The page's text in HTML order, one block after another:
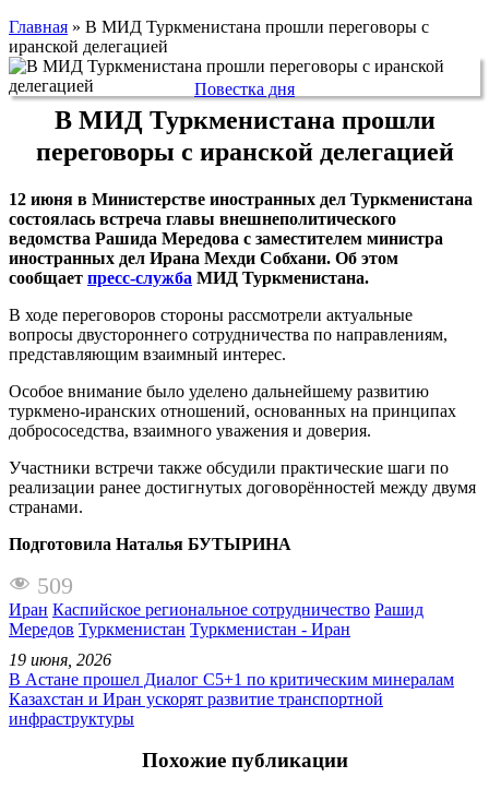
Главная » В МИД Туркменистана прошли переговоры с
иранской делегацией
Повестка дня
В МИД Туркменистана прошли
переговоры с иранской делегацией
12 июня в Министерстве иностранных дел Туркменистана
состоялась встреча главы внешнеполитического
ведомства Рашида Мередова с заместителем министра
иностранных дел Ирана Мехди Собхани. Об этом
сообщает пресс-служба МИД Туркменистана.
В ходе переговоров стороны рассмотрели актуальные
вопросы двустороннего сотрудничества по направлениям,
представляющим взаимный интерес.
Особое внимание было уделено дальнейшему развитию
туркмено-иранских отношений, основанных на принципах
добрососедства, взаимного уважения и доверия.
Участники встречи также обсудили практические шаги по
реализации ранее достигнутых договорённостей между двумя
странами.
Подготовила Наталья БУТЫРИНА
509
Иран Каспийское региональное сотрудничество Рашид
Мередов Туркменистан Туркменистан - Иран
19 июня, 2026
В Астане прошел Диалог C5+1 по критическим минералам
Казахстан и Иран ускорят развитие транспортной
инфраструктуры
Похожие публикации